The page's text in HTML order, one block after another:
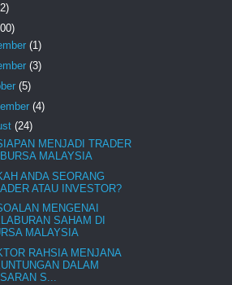
(1)
(3)
(5)
(4)
(24)
MENJADI TRADER
MALAYSIA
ANDA SEORANG
ATAU INVESTOR?
MENGENAI
SAHAM DI
MALAYSIA
RAHSIA MENJANA
DALAM
S...